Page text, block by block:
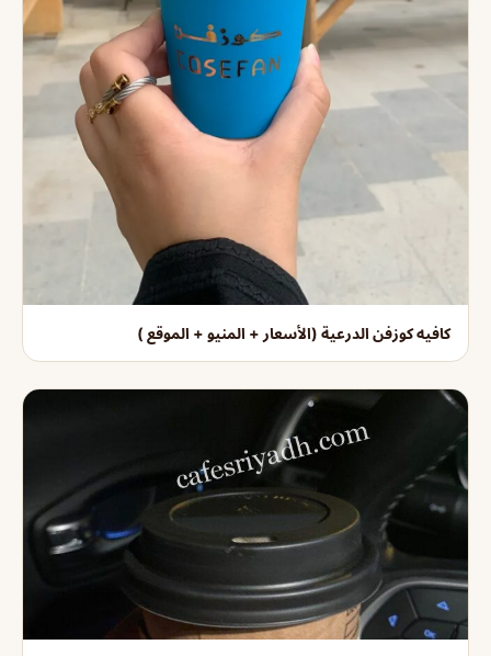
كافيه كوزفن الدرعية (الأسعار + المنيو + الموقع )